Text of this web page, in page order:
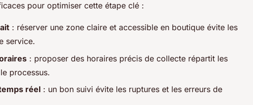
pour optimiser cette étape clé :
: réserver une zone claire et accessible en boutique évite les
service.
: proposer des horaires précis de collecte répartit les
processus.
réel : un bon suivi évite les ruptures et les erreurs de